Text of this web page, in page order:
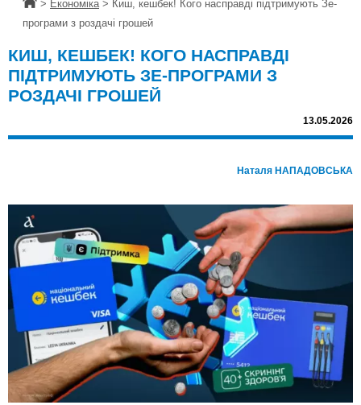
Головна
> Економіка > Киш, кешбек! Кого насправді підтримують Зе-
програми з роздачі грошей
КИШ, КЕШБЕК! КОГО НАСПРАВДІ
ПІДТРИМУЮТЬ ЗЕ-ПРОГРАМИ З
РОЗДАЧІ ГРОШЕЙ
13.05.2026
Наталя НАПАДОВСЬКА